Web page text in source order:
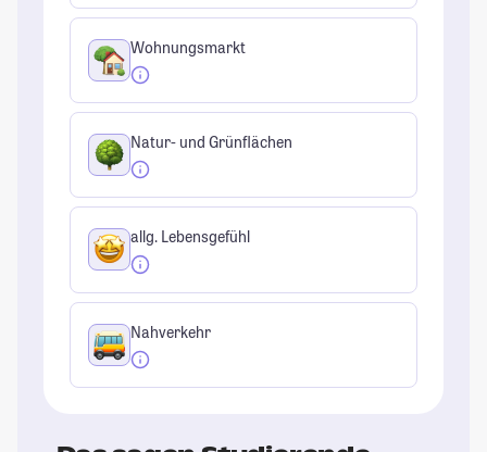
Wohnungsmarkt
Natur- und Grünflächen
allg. Lebensgefühl
Nahverkehr